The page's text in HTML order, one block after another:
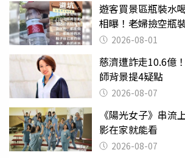
遊客買景區瓶裝水
相曝！老婦撿空瓶
2026-08-01
慈濟遭詐走10.6億
師背景提4疑點
2026-08-07
《陽光女子》串流
影在家就能看
2026-08-07